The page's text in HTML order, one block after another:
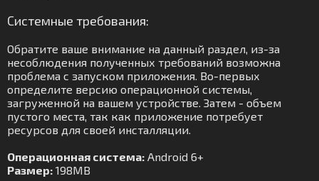
Системные требования:
Обратите ваше внимание на данный раздел, из-за
несоблюдения полученных требований возможна
проблема с запуском приложения. Во-первых
определите версию операционной системы,
загруженной на вашем устройстве. Затем - объем
пустого места, так как приложение потребует
ресурсов для своей инсталляции.
Операционная система: Android 6+
Размер: 198MB